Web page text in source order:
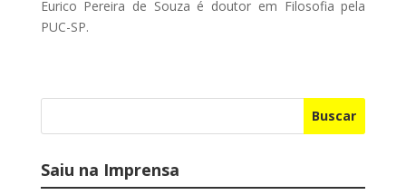
Eurico Pereira de Souza é doutor em Filosofia pela
PUC-SP.
Buscar
Saiu na Imprensa